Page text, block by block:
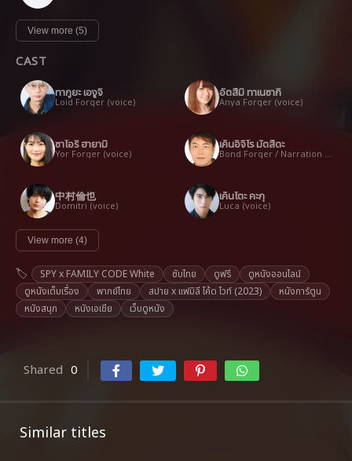
View more (5)
CAST
ทากูยะ เองูจิ
Loid Forger (voice)
อัตสึมิ ทาเนซากิ
Anya Forger (voice)
ซาโอริ ฮายามิ
Yor Forger (voice)
เค็นอิจิโร มัตสึดะ
Bond Forger / Narration (voice)
中村倫也
Domitri (voice)
เค็นโตะ คะกุ
Luca (voice)
View more (4)
SPY x FAMILY CODE White ซับไทย ดูฟรี
ดูหนังออนไลน์
ดูหนังเต็มเรื่อง
พากย์ไทย สปาย x แฟมิลี โค้ด ไวท์ (2023)
หนังการ์ตูน
หนังสนุก
หนังเอเชีย เว็บดูหนัง
Shared 0
Similar titles